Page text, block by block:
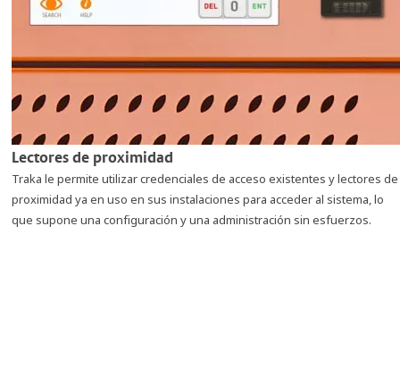
Lectores de proximidad
Traka le permite utilizar credenciales de acceso existentes y lectores de
proximidad ya en uso en sus instalaciones para acceder al sistema, lo
que supone una configuración y una administración sin esfuerzos.